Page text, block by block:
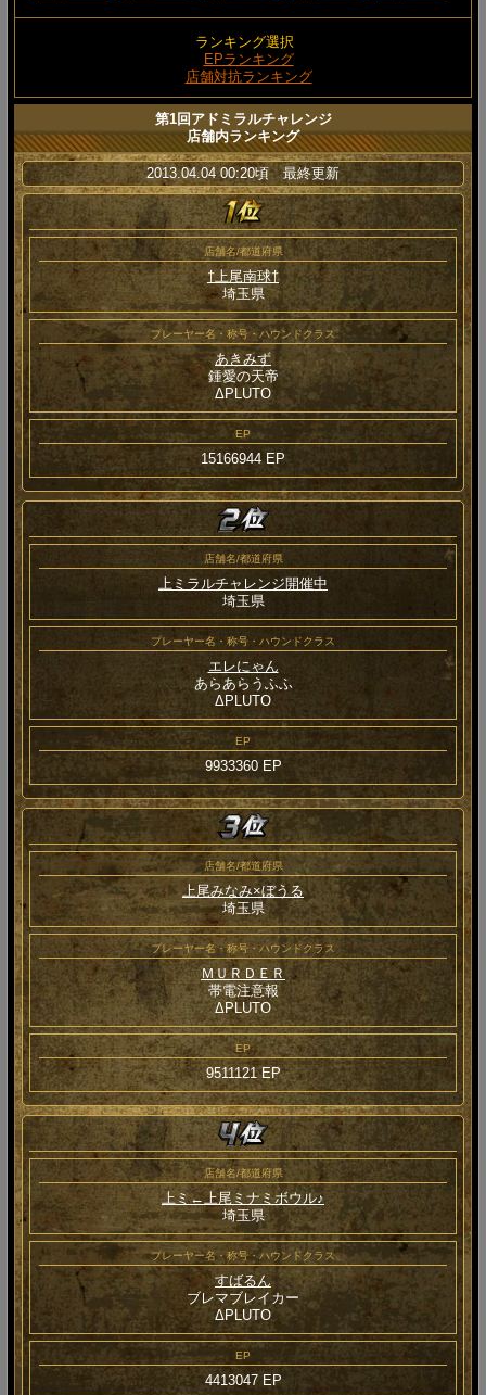
ランキング選択
EPランキング
店舗対抗ランキング
第1回アドミラルチャレンジ
店舗内ランキング
2013.04.04 00:20頃 最終更新
店舗名/都道府県
†上尾南球†
埼玉県
プレーヤー名・称号・ハウンドクラス
あきみず
鍾愛の天帝
ΔPLUTO
EP
15166944 EP
店舗名/都道府県
上ミラルチャレンジ開催中
埼玉県
プレーヤー名・称号・ハウンドクラス
エレにゃん
あらあらうふふ
ΔPLUTO
EP
9933360 EP
店舗名/都道府県
上尾みなみ×ぼうる
埼玉県
プレーヤー名・称号・ハウンドクラス
ＭＵＲＤＥＲ
帯電注意報
ΔPLUTO
EP
9511121 EP
店舗名/都道府県
上ミ←上尾ミナミボウル♪
埼玉県
プレーヤー名・称号・ハウンドクラス
すばるん
ブレマブレイカー
ΔPLUTO
EP
4413047 EP